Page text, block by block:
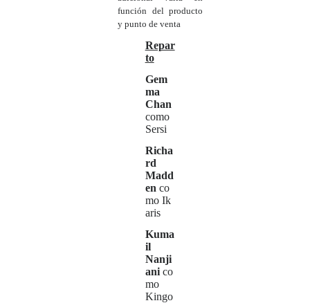
función del producto
y punto de venta
Repar
to
Gem
ma
Chan
como
Sersi
Richa
rd
Madd
en co
mo Ik
aris
Kuma
il
Nanji
ani co
mo
Kingo